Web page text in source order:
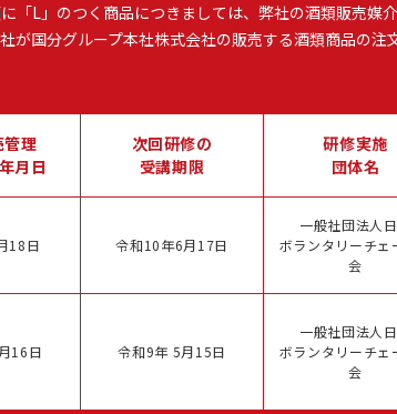
「L」のつく商品につきましては、弊社の酒類販売媒
が国分グループ本社株式会社の販売する酒類商品の注
管理
月日
次回研修の
受講期限
研修実施
団体名
18日 令和10年6月17日
一般社団法人
ボランタリーチェ
会
16日 令和9年 5月15日
一般社団法人
ボランタリーチェ
会